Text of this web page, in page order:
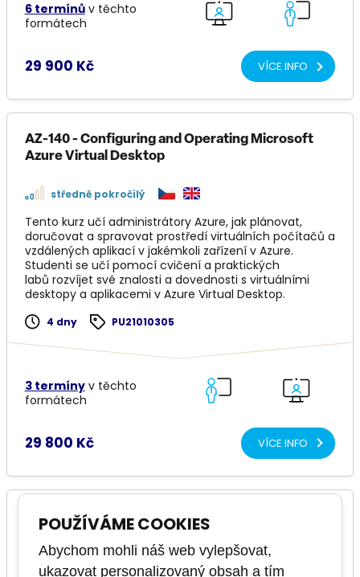
6 termínův těchto
formátech
29 900 Kč VÍCE INFO
AZ-140 - Configuring and Operating Microsoft
Azure Virtual Desktop
středně pokročilý
Tento kurz učí administrátory Azure, jak plánovat,
doručovat a spravovat prostředí virtuálních počítačů a
vzdálených aplikací v jakémkoli zařízení v Azure.
Studenti se učí pomocí cvičení a praktických
labů rozvíjet své znalosti a dovednosti s virtuálními
desktopy a aplikacemi v Azure Virtual Desktop.
4 dny PU21010305
3 termínyv těchto
formátech
29 800 Kč VÍCE INFO
AZ-700 - Designing and Implementing Microsoft
Azure Networking Solutions
středně pokročilý
POUŽÍVÁME COOKIES
Abychom mohli náš web vylepšovat,
ukazovat personalizovaný obsah a tím